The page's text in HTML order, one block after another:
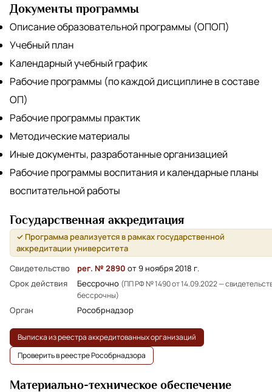
Документы программы
Описание образовательной программы (ОПОП)
Учебный план
Календарный учебный график
Рабочие программы (по каждой дисциплине в составе
ОП)
Рабочие программы практик
Методические материалы
Иные документы, разработанные организацией
Рабочие программы воспитания и календарные планы
воспитательной работы
Государственная аккредитация
✓ Программа реализуется в рамках государственной
аккредитации университета
Свидетельство
рег. № 2890 от 9 ноября 2018 г.
Срок действия
Бессрочно (ПП РФ № 1490 от 14.09.2022 —
бессрочны)
Орган Рособрнадзор
Выписка из реестра аккредитованных организаций
Проверить в реестре Рособрнадзора
Материально-техническое обеспечение